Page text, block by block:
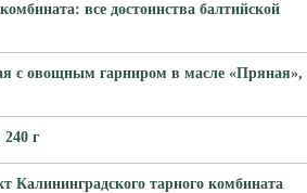
все достоинства балтийской
с овощным гарниром в масле «Пряная»,
г
тарного комбината